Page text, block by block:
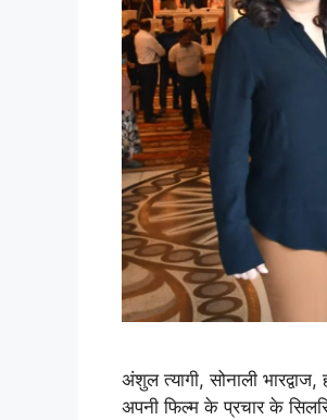
अंशुल त्यागी, सोनाली
अपनी फिल्म के प्रचार के